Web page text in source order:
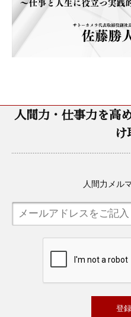
人間力・仕事力を高
け
人間力メル